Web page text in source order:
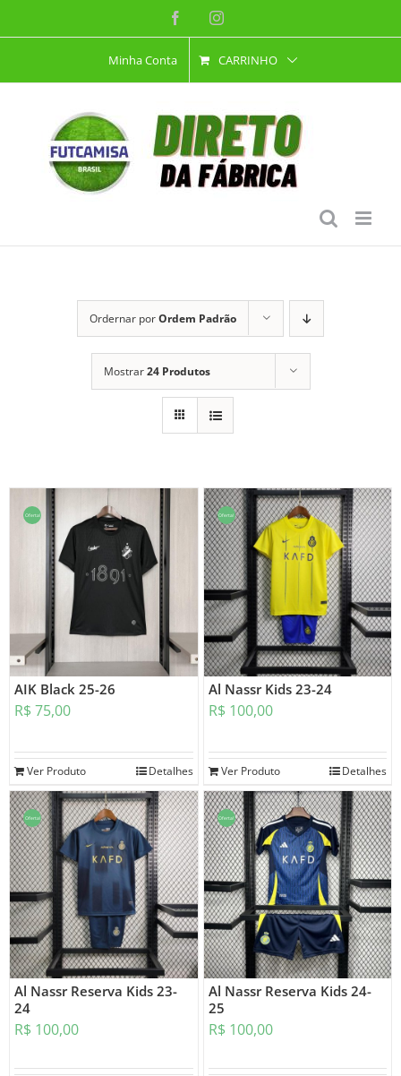
para
conteúdo
FacebookInstagram
Minha Conta CARRINHO
Ordernar porOrdem Padrão
Mostrar24 Produtos
Oferta!
AIK Black 25-26
R$ 75,00
Ver Produto Detalhes
Oferta!
Al Nassr Kids 23-24
R$ 100,00
Ver Produto Detalhes
Oferta!
Al Nassr Reserva Kids 23-
24
R$ 100,00
Oferta!
Al Nassr Reserva Kids 24-
25
R$ 100,00